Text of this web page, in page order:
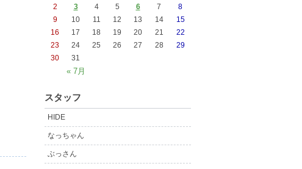
« 7月
2
3 4 5 6 7
8
9
10 11 12 13 14
15
16
17 18 19 20 21
22
23
24 25 26 27 28
29
30
31
スタッフ
HIDE
なっちゃん
ぶっさん